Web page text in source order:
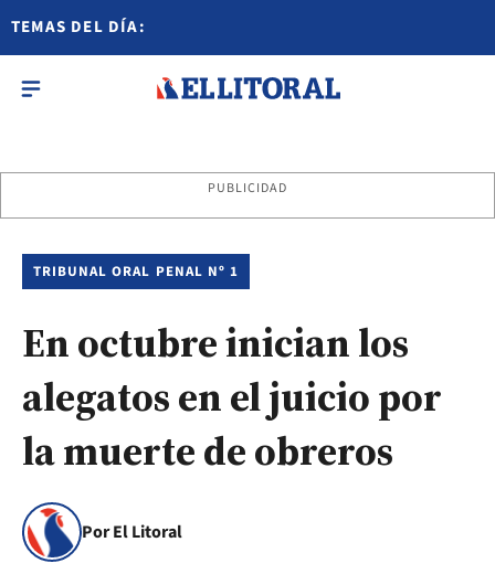
TEMAS DEL DÍA:
PUBLICIDAD
TRIBUNAL ORAL PENAL Nº 1
En octubre inician los
alegatos en el juicio por
la muerte de obreros
Por El Litoral